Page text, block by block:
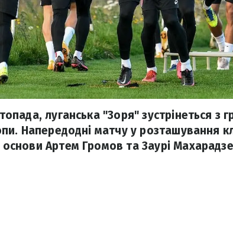
луганська "Зоря" зустрінеться з
Напередодні матчу у розташування
основи Артем Громов та Заурі